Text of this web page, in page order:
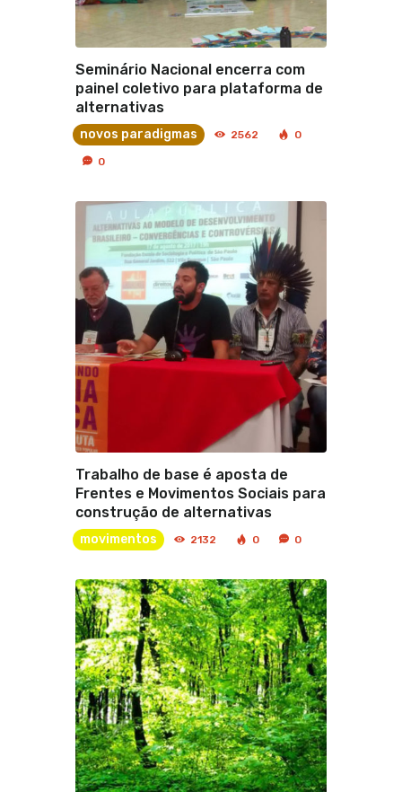
Seminário Nacional encerra com
painel coletivo para plataforma de
alternativas
novos paradigmas 2562 0
0
Trabalho de base é aposta de
Frentes e Movimentos Sociais para
construção de alternativas
movimentos 2132 0 0